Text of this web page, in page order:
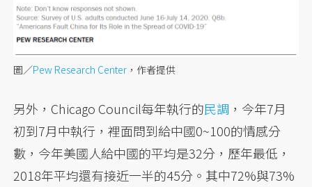
圖／Pew Research Center ，作者提供
另外，Chicago Council每年執行的民調 ，今年7月
初到7月中執行，裡面問到給中國0~100的情感分
數，今年美國人給中國的平均是32分，歷年最低，
2018年平均還有接近一半的45分。其中72%與73%